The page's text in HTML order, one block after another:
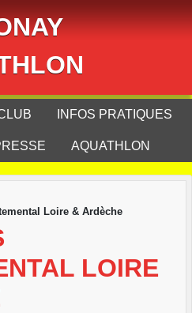
INFOS PRATIQUES
AQUATHLON
Loire & Ardèche
LOIRE